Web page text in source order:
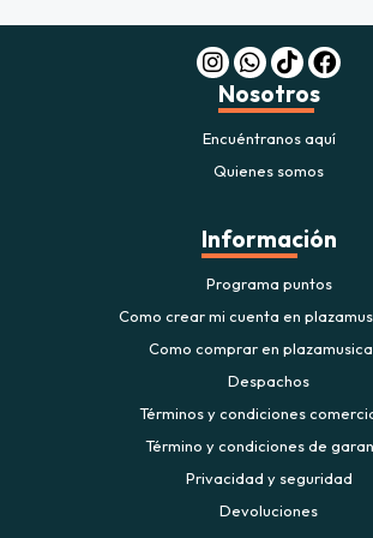
Nosotros
Encuéntranos aquí
Quienes somos
Información
Programa puntos
Como crear mi cuenta en
Como comprar en
Despachos
Términos y condiciones
Término y condiciones de
Privacidad y seguridad
Devoluciones